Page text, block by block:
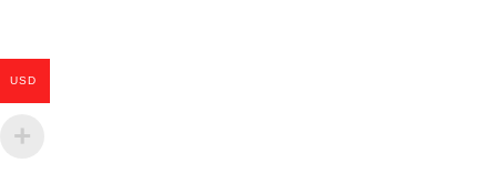
USD